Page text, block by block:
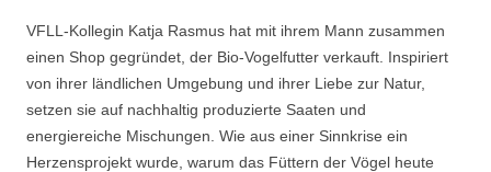
VFLL-Kollegin Katja Rasmus hat mit ihrem Mann zusammen
einen Shop gegründet, der Bio-Vogelfutter verkauft. Inspiriert
von ihrer ländlichen Umgebung und ihrer Liebe zur Natur,
setzen sie auf nachhaltig produzierte Saaten und
energiereiche Mischungen. Wie aus einer Sinnkrise ein
Herzensprojekt wurde, warum das Füttern der Vögel heute